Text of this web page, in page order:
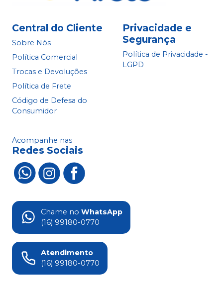
Central do Cliente
Sobre Nós
Política Comercial
Trocas e Devoluções
Política de Frete
Código de Defesa do
Consumidor
Privacidade e
Segurança
Política de Privacidade -
LGPD
Acompanhe nas
Redes Sociais
Chame no WhatsApp
(16) 99180-0770
Atendimento
(16) 99180-0770